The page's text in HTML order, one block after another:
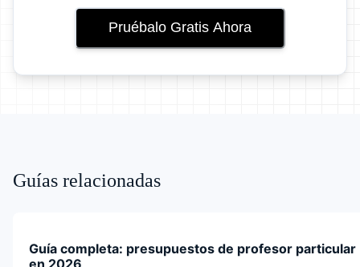
Pruébalo Gratis Ahora
Guías relacionadas
Guía completa: presupuestos de profesor particular
en 2026